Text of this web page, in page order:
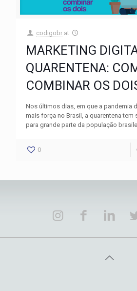
codigobr at
MARKETING
QUARENTENA:
COMBINAR OS
Nos últimos dias, em que a pandemia
mais força no Brasil, a quarentena tem
para grande parte da população
0